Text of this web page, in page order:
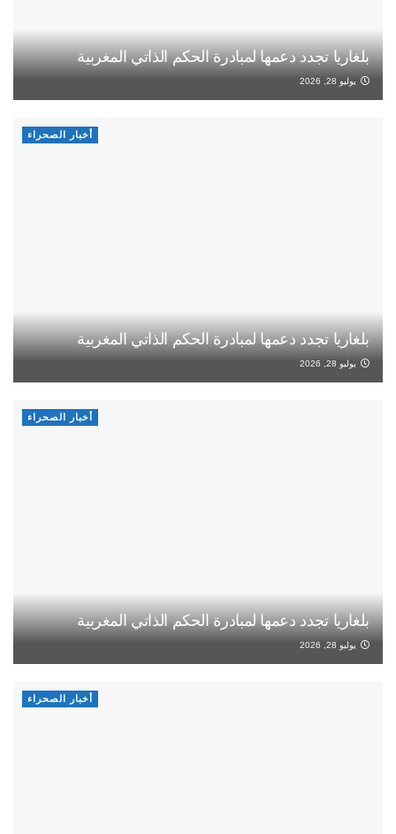
بلغاريا تجدد دعمها لمبادرة الحكم الذاتي المغربية
يوليو 28, 2026
أخبار الصحراء
بلغاريا تجدد دعمها لمبادرة الحكم الذاتي المغربية
يوليو 28, 2026
أخبار الصحراء
بلغاريا تجدد دعمها لمبادرة الحكم الذاتي المغربية
يوليو 28, 2026
أخبار الصحراء